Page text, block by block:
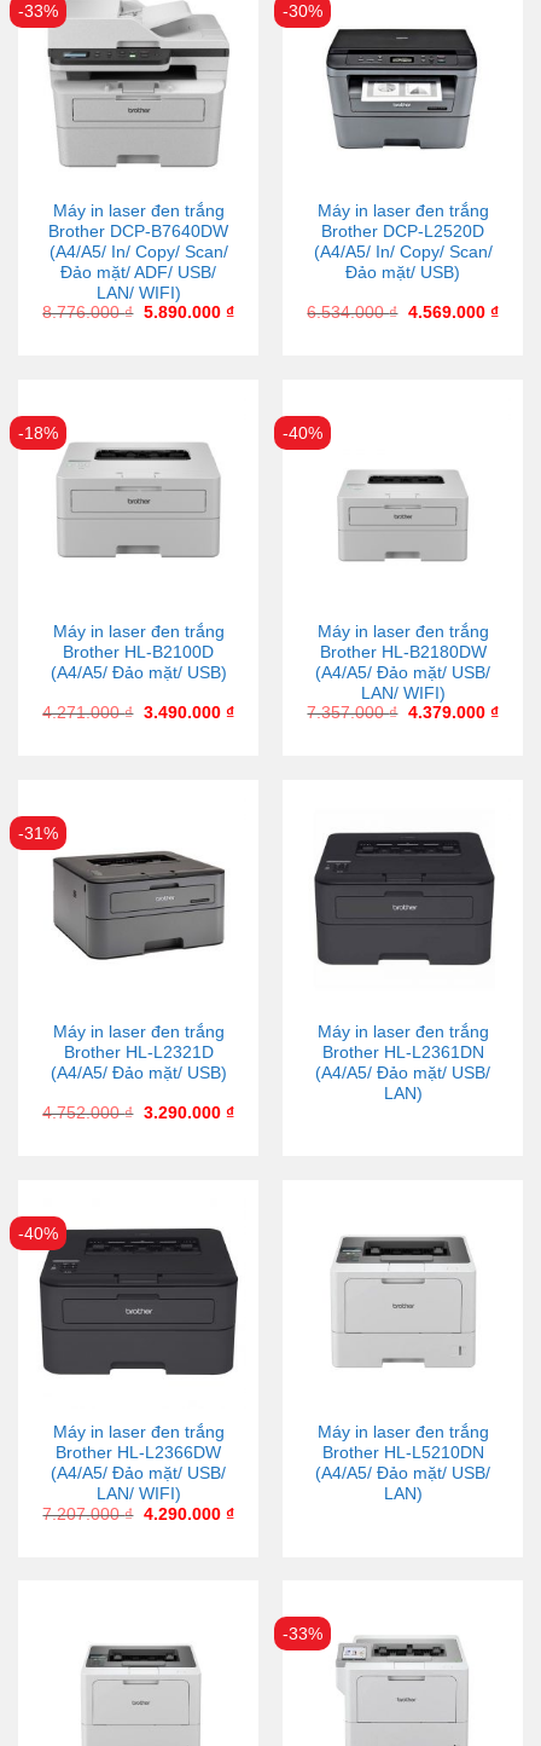
-33%
Máy in laser đen trắng
Brother DCP-B7640DW
(A4/A5/ In/ Copy/ Scan/
Đảo mặt/ ADF/ USB/
LAN/ WIFI)
8.776.000₫ 5.890.000 ₫
-30%
Máy in laser đen trắng
Brother DCP-L2520D
(A4/A5/ In/ Copy/ Scan/
Đảo mặt/ USB)
6.534.000₫ 4.569.000 ₫
-18%
Máy in laser đen trắng
Brother HL-B2100D
(A4/A5/ Đảo mặt/ USB)
4.271.000₫ 3.490.000 ₫
-40%
Máy in laser đen trắng
Brother HL-B2180DW
(A4/A5/ Đảo mặt/ USB/
LAN/ WIFI)
7.357.000₫ 4.379.000 ₫
-31%
Máy in laser đen trắng
Brother HL-L2321D
(A4/A5/ Đảo mặt/ USB)
4.752.000₫ 3.290.000 ₫
Máy in laser đen trắng
Brother HL-L2361DN
(A4/A5/ Đảo mặt/ USB/
LAN)
-40%
Máy in laser đen trắng
Brother HL-L2366DW
(A4/A5/ Đảo mặt/ USB/
LAN/ WIFI)
7.207.000₫ 4.290.000 ₫
Máy in laser đen trắng
Brother HL-L5210DN
(A4/A5/ Đảo mặt/ USB/
LAN)
-33%